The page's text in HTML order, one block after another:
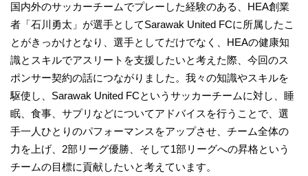
国内外のサッカーチームでプレーした経験のある、HEA創業
者「石川勇太」が選手としてSarawak United FCに所属したこ
とがきっかけとなり、選手としてだけでなく、HEAの健康知
識とスキルでアスリートを支援したいと考えた際、今回のス
ポンサー契約の話につながりました。我々の知識やスキルを
駆使し、Sarawak United FCというサッカーチームに対し、睡
眠、食事、サプリなどについてアドバイスを行うことで、選
手一人ひとりのパフォーマンスをアップさせ、チーム全体の
力を上げ、2部リーグ優勝、そして1部リーグへの昇格という
チームの目標に貢献したいと考えています。